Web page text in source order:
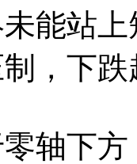
能站
，下
轴下